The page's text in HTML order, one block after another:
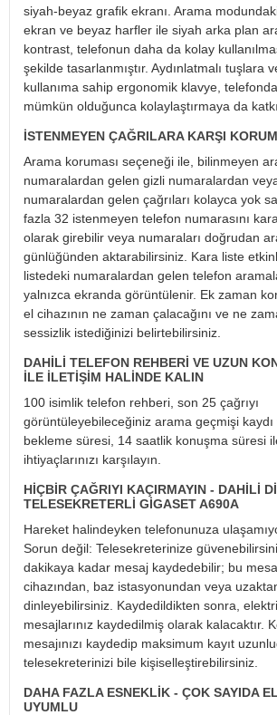
siyah-beyaz grafik ekranı. Arama
ekran ve beyaz harfler ile siyah arka plan
kontrast, telefonun daha da kolay
şekilde tasarlanmıştır. Aydınlatmalı tuşlara
kullanıma sahip ergonomik klavye,
mümkün olduğunca kolaylaştırmaya da
İSTENMEYEN ÇAĞRILARA KARŞI
Arama koruması seçeneği ile, bilinmeyen
numaralardan gelen gizli numaralardan
numaralardan gelen çağrıları kolayca yok
fazla 32 istenmeyen telefon numarasını
olarak girebilir veya numaraları doğrudan
günlüğünden aktarabilirsiniz. Kara liste
listedeki numaralardan gelen telefon
yalnızca ekranda görüntülenir. Ek zaman
el cihazının ne zaman çalacağını ve ne
sessizlik istediğinizi belirtebilirsiniz.
DAHILI TELEFON REHBERI VE UZUN
ILE ILETIŞIM HALINDE KALIN
100 isimlik telefon rehberi, son 25 çağrıyı
görüntüleyebileceğiniz arama geçmişi
bekleme süresi, 14 saatlik konuşma süresi
ihtiyaçlarınızı karşılayın.
HIÇBIR ÇAĞRIYI KAÇIRMAYIN - DAHILI
TELESEKRETERLI GIGASET A690A
Hareket halindeyken telefonunuza
Sorun değil: Telesekreterinize
dakikaya kadar mesaj kaydedebilir; bu
cihazından, baz istasyonundan veya
dinleyebilirsiniz. Kaydedildikten sonra,
mesajlarınız kaydedilmiş olarak kalacaktır.
mesajınızı kaydedip maksimum kayıt
telesekreterinizi bile kişiselleştirebilirsiniz.
DAHA FAZLA ESNEKLIK - ÇOK SAYIDA
UYUMLU